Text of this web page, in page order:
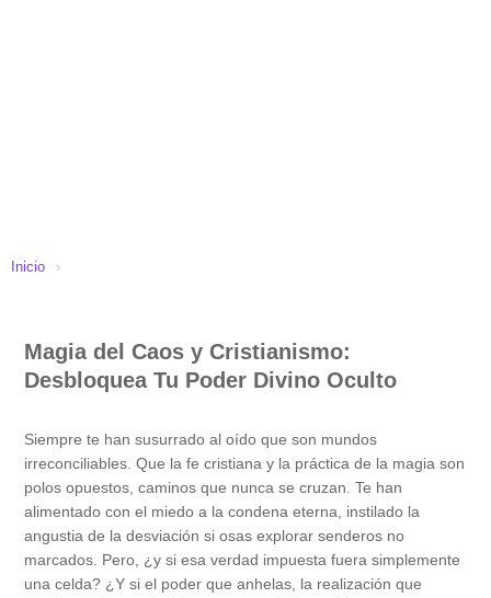
Inicio ›
Magia del Caos y Cristianismo:
Desbloquea Tu Poder Divino Oculto
Siempre te han susurrado al oído que son mundos
irreconciliables. Que la fe cristiana y la práctica de la magia son
polos opuestos, caminos que nunca se cruzan. Te han
alimentado con el miedo a la condena eterna, instilado la
angustia de la desviación si osas explorar senderos no
marcados. Pero, ¿y si esa verdad impuesta fuera simplemente
una celda? ¿Y si el poder que anhelas, la realización que